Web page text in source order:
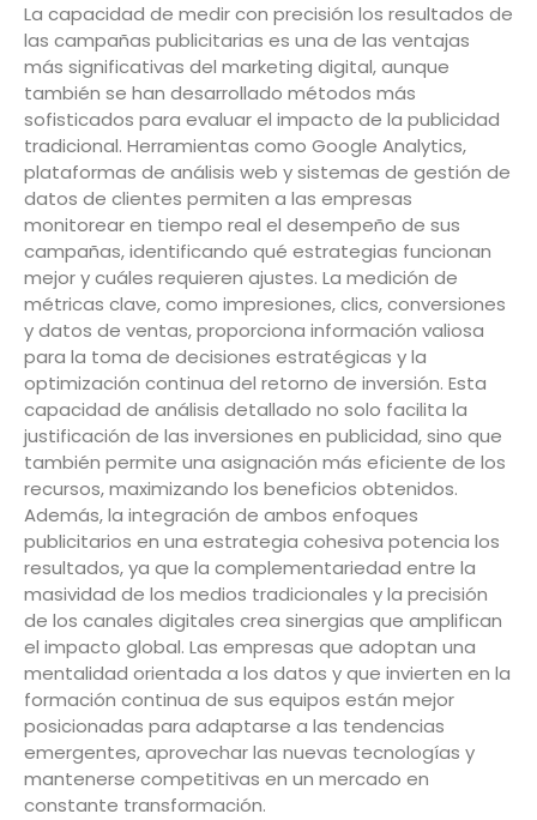
La capacidad de medir con precisión los resultados de
las campañas publicitarias es una de las ventajas
más significativas del marketing digital, aunque
también se han desarrollado métodos más
sofisticados para evaluar el impacto de la publicidad
tradicional. Herramientas como Google Analytics,
plataformas de análisis web y sistemas de gestión de
datos de clientes permiten a las empresas
monitorear en tiempo real el desempeño de sus
campañas, identificando qué estrategias funcionan
mejor y cuáles requieren ajustes. La medición de
métricas clave, como impresiones, clics, conversiones
y datos de ventas, proporciona información valiosa
para la toma de decisiones estratégicas y la
optimización continua del retorno de inversión. Esta
capacidad de análisis detallado no solo facilita la
justificación de las inversiones en publicidad, sino que
también permite una asignación más eficiente de los
recursos, maximizando los beneficios obtenidos.
Además, la integración de ambos enfoques
publicitarios en una estrategia cohesiva potencia los
resultados, ya que la complementariedad entre la
masividad de los medios tradicionales y la precisión
de los canales digitales crea sinergias que amplifican
el impacto global. Las empresas que adoptan una
mentalidad orientada a los datos y que invierten en la
formación continua de sus equipos están mejor
posicionadas para adaptarse a las tendencias
emergentes, aprovechar las nuevas tecnologías y
mantenerse competitivas en un mercado en
constante transformación.